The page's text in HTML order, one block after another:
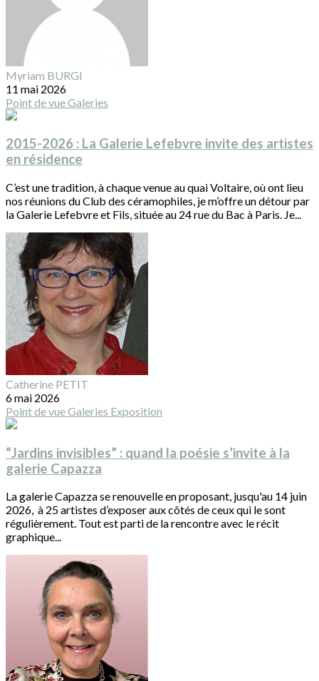
Myriam BURGI
11 mai 2026
Point de vueGaleries
2015-2026 : La Galerie Lefebvre invite des artistes
en résidence
C’est une tradition, à chaque venue au quai Voltaire, où ont lieu
nos réunions du Club des céramophiles, je m’offre un détour par
la Galerie Lefebvre et Fils, située au 24 rue du Bac à Paris. Je...
Catherine PETIT
6 mai 2026
Point de vueGaleries Exposition
“Jardins invisibles” : quand la poésie s’invite à la
galerie Capazza
La galerie Capazza se renouvelle en proposant, jusqu'au 14 juin
2026, à 25 artistes d’exposer aux côtés de ceux qui le sont
régulièrement. Tout est parti de la rencontre avec le récit
graphique...